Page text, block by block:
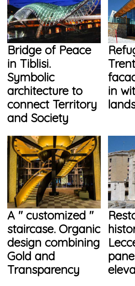
Bridge of Peace
in Tiblisi.
Symbolic
architecture to
connect Territory
and Society
in
A " customized "
staircase. Organic
design combining
Gold and
Transparency